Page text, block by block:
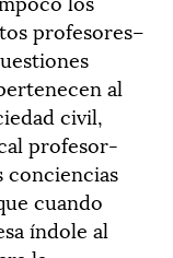
profesores–
al
civil,
profesor-
conciencias
cuando
índole al